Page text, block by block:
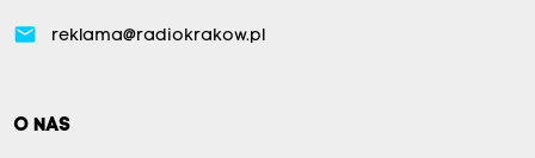
email reklama@radiokrakow.pl
O NAS